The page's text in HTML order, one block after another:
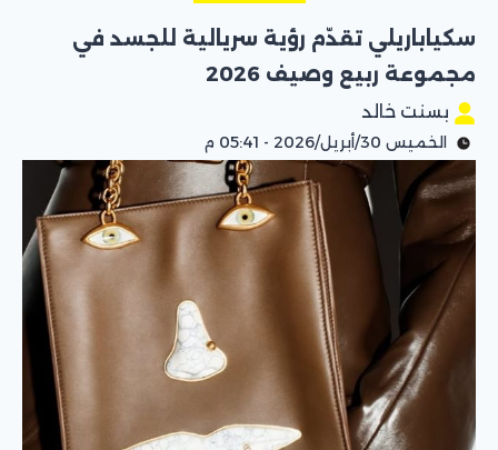
سكياباريلي تقدّم رؤية سريالية للجسد في
مجموعة ربيع وصيف 2026
بسنت خالد
الخميس 30/أبريل/2026 - 05:41 م